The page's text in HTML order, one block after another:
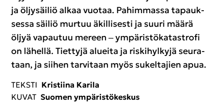
ja öl­jy­säi­liö alkaa vuo­taa. Pa­him­mas­sa ta­pauk­
ses­sa säi­liö mur­tuu äkil­li­ses­ti ja suuri määrä
öljyä va­pau­tuu me­reen ‒ ym­pä­ris­tö­ka­ta­stro­fi
on lä­hel­lä. Tiet­ty­jä aluei­ta ja ris­ki­hyl­ky­jä seu­ra­
taan, ja sii­hen tar­vi­taan myös su­kel­ta­jien apua.
TEKS­TI Kris­tii­na Ka­ri­la
KUVAT Suo­men ym­pä­ris­tö­kes­kus